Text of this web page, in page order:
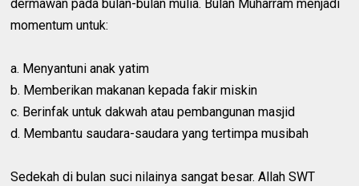
dermawan pada bulan-bulan mulia. Bulan Muharram menjadi
momentum untuk:
a. Menyantuni anak yatim
b. Memberikan makanan kepada fakir miskin
c. Berinfak untuk dakwah atau pembangunan masjid
d. Membantu saudara-saudara yang tertimpa musibah
Sedekah di bulan suci nilainya sangat besar. Allah SWT